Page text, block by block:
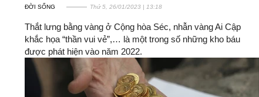
ĐỜI SỐNG Thứ 5, 26/01/2023 | 13:18
Thắt lưng bằng vàng ở Cộng hòa Séc, nhẫn vàng Ai Cập
khắc họa “thần vui vẻ”,… là một trong số những kho báu
được phát hiện vào năm 2022.